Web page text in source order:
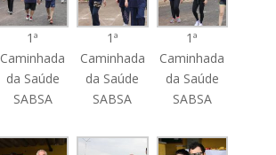
1ª
Caminhada
da Saúde
SABSA
1ª
Caminhada
da Saúde
SABSA
1ª
Caminhada
da Saúde
SABSA